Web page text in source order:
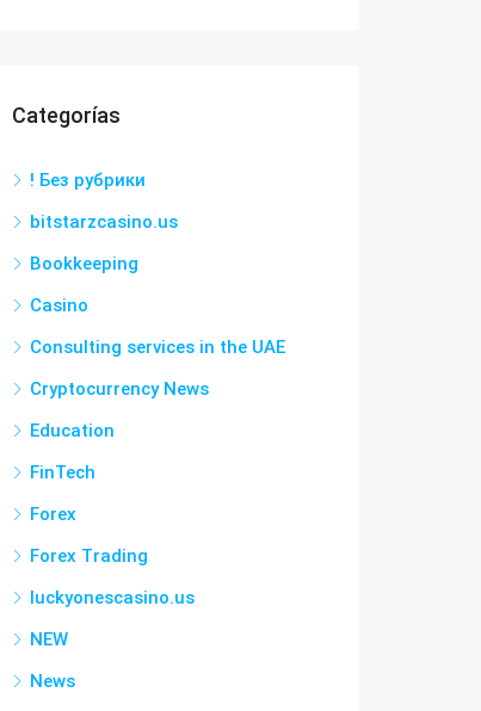
Categorías
! Без рубрики
bitstarzcasino.us
Bookkeeping
Casino
Consulting services in the UAE
Cryptocurrency News
Education
FinTech
Forex
Forex Trading
luckyonescasino.us
NEW
News